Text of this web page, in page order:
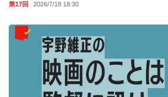
第17回 2026/7/18 18:30